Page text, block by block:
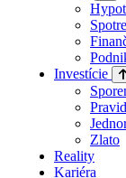
Investície
Zlato
Reality
Kariéra